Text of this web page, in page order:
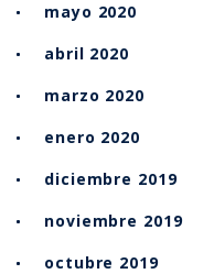
mayo 2020
abril 2020
marzo 2020
enero 2020
diciembre 2019
noviembre 2019
octubre 2019